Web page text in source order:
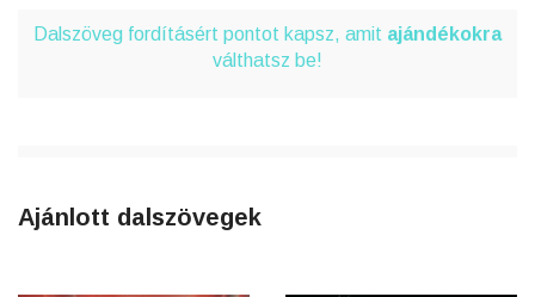
Dalszöveg fordításért pontot kapsz, amit ajándékokra
válthatsz be!
Ajánlott dalszövegek